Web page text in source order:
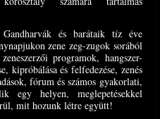
és barátaik tíz éve
zene zeg-zugok sorából
programok, hangszer-
kipróbálása és felfedezése, zenés
fórum és számos gyakorlati,
egy helyen, meglepetésekkel
mit hozunk létre együtt!